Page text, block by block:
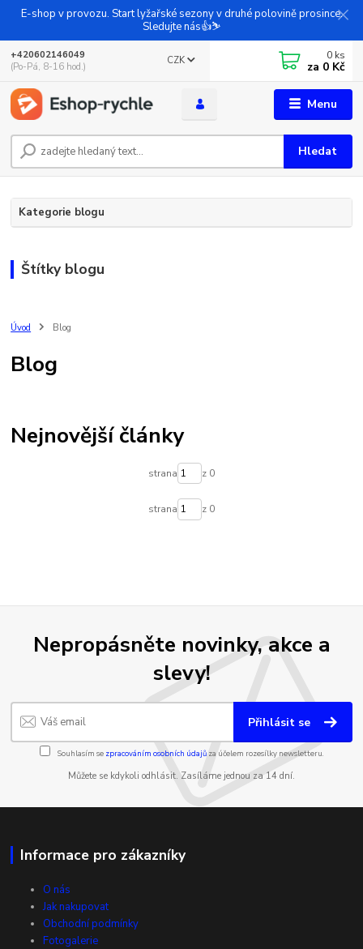
E-shop v provozu. Start lyžařské sezony v druhé polovině prosince.
Sledujte nás👍⛷️
Menu
CZK
Hledat
+420602146049
(Po-Pá, 8-16 hod.)
0 ks
za 0 Kč
Kategorie blogu
Štítky blogu
Úvod Blog
Blog
Nejnovější články
strana z 0
strana z 0
Nepropásněte novinky, akce a
slevy!
Přihlásit se
Souhlasím se zpracováním osobních údajůza účelem rozesílky newsletteru.
Můžete se kdykoli odhlásit. Zasíláme jednou za 14 dní.
Informace pro zákazníky
O nás
Jak nakupovat
Obchodní podmínky
Fotogalerie